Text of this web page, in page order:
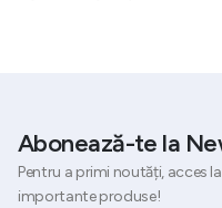
Abonează-te la
Pentru a primi noutăți, acces
importante produse!